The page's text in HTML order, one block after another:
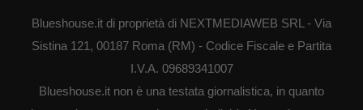
Blueshouse.it di proprietà di NEXTMEDIAWEB SRL - Via
Sistina 121, 00187 Roma (RM) - Codice Fiscale e Partita
I.V.A. 09689341007
Blueshouse.it non è una testata giornalistica, in quanto